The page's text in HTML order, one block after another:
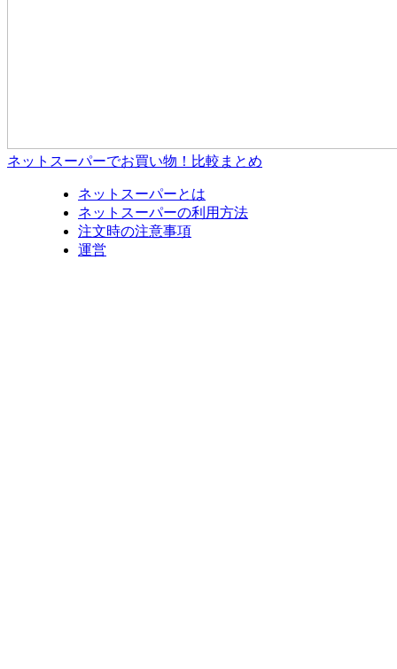
ネットスーパーでお買い物！比較まとめ
ネットスーパーとは
ネットスーパーの利用方法
注文時の注意事項
運営